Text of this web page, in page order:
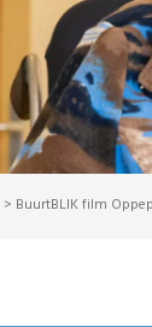
> BuurtBLIK film